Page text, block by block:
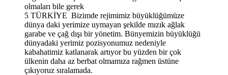
olmaları bile gerek
5 TÜRKİYE Bizimde rejimimiz büyüklüğümüze
dünya daki yerimize uymayan şekilde mızık ağlak
garabe ve çağ dışı bir yönetim. Bünyemizin büyüklüğü
dünyadaki yerimiz pozisyonumuz nedeniyle
kabahatimiz katlanarak artıyor bu yüzden bir çok
ülkenin daha az berbat olmamıza rağmen üstüne
çıkıyoruz sıralamada.